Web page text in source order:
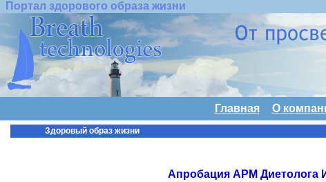
Портал здорового образа жизни
Главная О
Здоровый образ жизни
Апробация АРМ Диетолога